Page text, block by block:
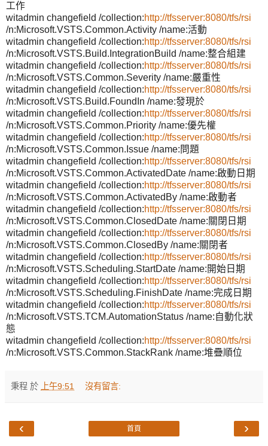
工作
witadmin changefield /collection:http://tfsserver:8080/tfs/rsi
/n:Microsoft.VSTS.Common.Activity /name:活動
witadmin changefield /collection:http://tfsserver:8080/tfs/rsi
/n:Microsoft.VSTS.Build.IntegrationBuild /name:整合組建
witadmin changefield /collection:http://tfsserver:8080/tfs/rsi
/n:Microsoft.VSTS.Common.Severity /name:嚴重性
witadmin changefield /collection:http://tfsserver:8080/tfs/rsi
/n:Microsoft.VSTS.Build.FoundIn /name:發現於
witadmin changefield /collection:http://tfsserver:8080/tfs/rsi
/n:Microsoft.VSTS.Common.Priority /name:優先權
witadmin changefield /collection:http://tfsserver:8080/tfs/rsi
/n:Microsoft.VSTS.Common.Issue /name:問題
witadmin changefield /collection:http://tfsserver:8080/tfs/rsi
/n:Microsoft.VSTS.Common.ActivatedDate /name:啟動日期
witadmin changefield /collection:http://tfsserver:8080/tfs/rsi
/n:Microsoft.VSTS.Common.ActivatedBy /name:啟動者
witadmin changefield /collection:http://tfsserver:8080/tfs/rsi
/n:Microsoft.VSTS.Common.ClosedDate /name:關閉日期
witadmin changefield /collection:http://tfsserver:8080/tfs/rsi
/n:Microsoft.VSTS.Common.ClosedBy /name:關閉者
witadmin changefield /collection:http://tfsserver:8080/tfs/rsi
/n:Microsoft.VSTS.Scheduling.StartDate /name:開始日期
witadmin changefield /collection:http://tfsserver:8080/tfs/rsi
/n:Microsoft.VSTS.Scheduling.FinishDate /name:完成日期
witadmin changefield /collection:http://tfsserver:8080/tfs/rsi
/n:Microsoft.VSTS.TCM.AutomationStatus /name:自動化狀
態
witadmin changefield /collection:http://tfsserver:8080/tfs/rsi
/n:Microsoft.VSTS.Common.StackRank /name:堆疊順位
秉程 於 上午9:51 沒有留言:
‹ ›
首頁